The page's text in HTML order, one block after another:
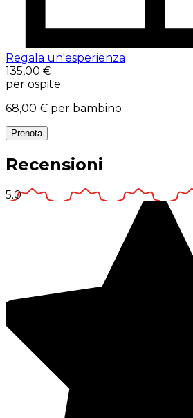
Regala un'esperienza
135,00 €
per ospite
68,00 € per bambino
Prenota
Recensioni
5.0